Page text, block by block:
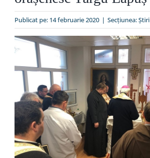
Special
Publicat pe: 14 februarie 2020 | Secțiunea:Ştiri